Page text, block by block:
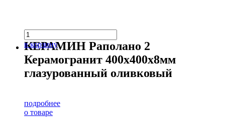
в корзину
КЕРАМИН Раполано 2
Керамогранит 400х400х8мм
глазурованный оливковый
подробнее
о товаре